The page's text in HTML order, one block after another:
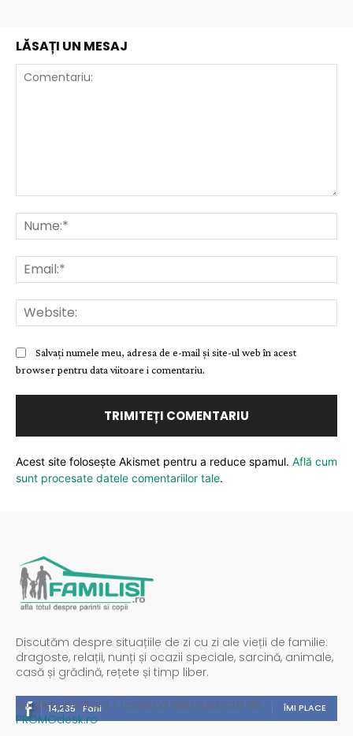
LĂSAȚI UN MESAJ
Salvați numele meu, adresa de e-mail și site-ul web în acest
browser pentru data viitoare i comentariu.
Acest site folosește Akismet pentru a reduce spamul. Află cum
sunt procesate datele comentariilor tale.
Discutăm despre situațiile de zi cu zi ale vieții de familie:
dragoste, relații, nunți și ocazii speciale, sarcină, animale,
casă și grădină, rețete și timp liber.
14,235 Fani ÎMI PLACE
Spații publicitare / reclamă administrată de
PROMOdesk.ro